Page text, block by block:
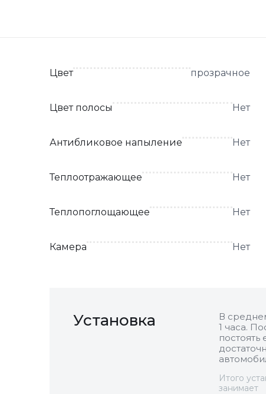
Цвет прозрачное
Цвет полосы Нет
Антибликовое напыление Нет
Теплоотражающее Нет
Теплопоглощающее Нет
Камера Нет
Установка
В
1 часа.
Итого
занимает